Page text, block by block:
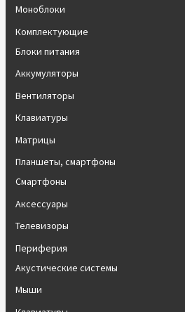
Моноблоки
Комплектующие
Блоки питания
Аккумуляторы
Вентиляторы
Клавиатуры
Матрицы
Планшеты, смартфоны
Смартфоны
Аксессуары
Телевизоры
Периферия
Акустические системы
Мыши